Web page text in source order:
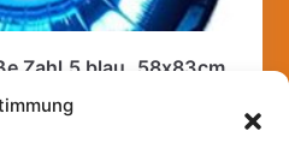
Zahl 5 blau, 58x83cm